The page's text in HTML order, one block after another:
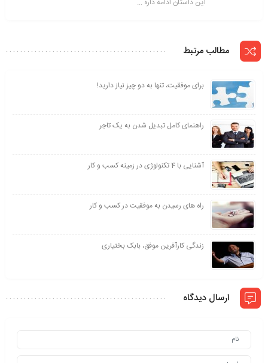
این داستان ادامه داره ...
مطالب مرتبط
برای موفقیت، تنها به دو چیز نیاز دارید!
راهنمای کامل تبدیل شدن به یک تاجر
آشنایی با 4 تکنولوژی در زمینه کسب و کار
راه های رسیدن به موفقیت در کسب و کار
زندگی کارآفرین موفق، بابک بختیاری
ارسال دیدگاه